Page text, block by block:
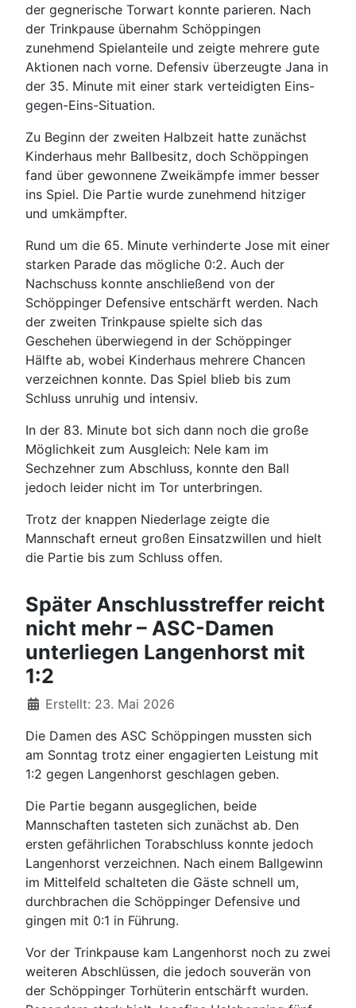
der gegnerische Torwart konnte parieren. Nach
der Trinkpause übernahm Schöppingen
zunehmend Spielanteile und zeigte mehrere gute
Aktionen nach vorne. Defensiv überzeugte Jana in
der 35. Minute mit einer stark verteidigten Eins-
gegen-Eins-Situation.
Zu Beginn der zweiten Halbzeit hatte zunächst
Kinderhaus mehr Ballbesitz, doch Schöppingen
fand über gewonnene Zweikämpfe immer besser
ins Spiel. Die Partie wurde zunehmend hitziger
und umkämpfter.
Rund um die 65. Minute verhinderte Jose mit einer
starken Parade das mögliche 0:2. Auch der
Nachschuss konnte anschließend von der
Schöppinger Defensive entschärft werden. Nach
der zweiten Trinkpause spielte sich das
Geschehen überwiegend in der Schöppinger
Hälfte ab, wobei Kinderhaus mehrere Chancen
verzeichnen konnte. Das Spiel blieb bis zum
Schluss unruhig und intensiv.
In der 83. Minute bot sich dann noch die große
Möglichkeit zum Ausgleich: Nele kam im
Sechzehner zum Abschluss, konnte den Ball
jedoch leider nicht im Tor unterbringen.
Trotz der knappen Niederlage zeigte die
Mannschaft erneut großen Einsatzwillen und hielt
die Partie bis zum Schluss offen.
Später Anschlusstreffer reicht
nicht mehr – ASC-Damen
unterliegen Langenhorst mit
1:2
DetailsErstellt: 23. Mai 2026
Die Damen des ASC Schöppingen mussten sich
am Sonntag trotz einer engagierten Leistung mit
1:2 gegen Langenhorst geschlagen geben.
Die Partie begann ausgeglichen, beide
Mannschaften tasteten sich zunächst ab. Den
ersten gefährlichen Torabschluss konnte jedoch
Langenhorst verzeichnen. Nach einem Ballgewinn
im Mittelfeld schalteten die Gäste schnell um,
durchbrachen die Schöppinger Defensive und
gingen mit 0:1 in Führung.
Vor der Trinkpause kam Langenhorst noch zu zwei
weiteren Abschlüssen, die jedoch souverän von
der Schöppinger Torhüterin entschärft wurden.